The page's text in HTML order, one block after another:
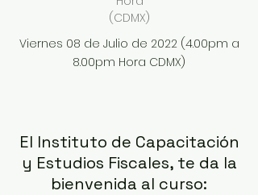
(CDMX)
Viernes 08 de Julio de 2022 (4.00pm a
8.00pm Hora CDMX)
El Instituto de Capacitación
y Estudios Fiscales, te da la
bienvenida al curso: